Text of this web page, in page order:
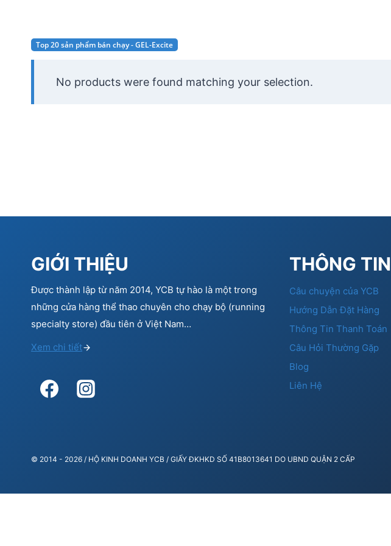
Top 20 sản phẩm bán chạy - GEL-Excite
No products were found matching your selection.
GIỚI THIỆU
Được thành lập từ năm 2014, YCB tự hào là một trong
những cửa hàng thể thao chuyên cho chạy bộ (running
specialty store) đầu tiên ở Việt Nam…
Xem chi tiết
THÔNG TIN
Câu chuyện của YCB
Hướng Dẫn Đặt Hàng
Thông Tin Thanh Toán
Câu Hỏi Thường Gặp
Blog
Liên Hệ
© 2014 - 2026 / HỘ KINH DOANH YCB / GIẤY ĐKHKD SỐ 41B8013641 DO UBND QUẬN 2 CẤP